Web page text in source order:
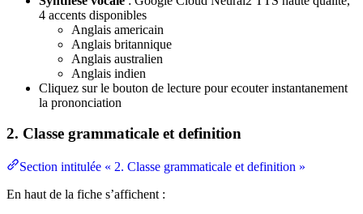
4 accents disponibles
Anglais americain
Anglais britannique
Anglais australien
Anglais indien
Cliquez sur le bouton de lecture pour ecouter instantanement
la prononciation
2. Classe grammaticale et definition
Section intitulée « 2. Classe grammaticale et definition »
En haut de la fiche s’affichent :